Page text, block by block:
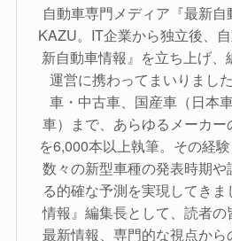
自動車専門メディア『最新
KAZU。IT企業から独立後、
新自動車情報』を立ち上げ
運営に携わってまいりまし
車・中古車、国産車（日本
車）まで、あらゆるメーカ
を6,000本以上執筆。その経験
数々の新型車種の発表時期
る的確な予測を実現してき
情報』編集長として、読者
最新情報、専門的な視点から